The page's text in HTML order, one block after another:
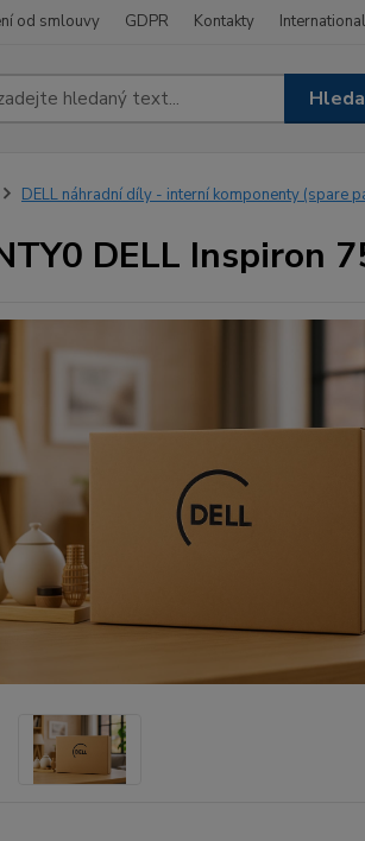
od smlouvy GDPR Kontakty
DELL náhradní díly - interní komponenty (spare
DELL Inspiron